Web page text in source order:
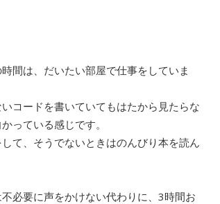
間は、だいたい部屋で仕事をしていま
コードを書いていてもはたから見たらな
っている感じです。
て、そうでないときはのんびり本を読ん
必要に声をかけない代わりに、3時間お